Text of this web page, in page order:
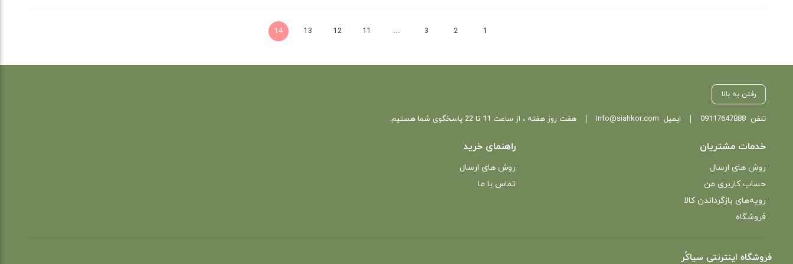
1
2
3
…
11
12
13
14
رفتن به بالا
تلفن09117647888 ایمیل Info@siahkor.com هفت روز هفته ، از ساعت 11 تا 22 پاسخگوی شما هستیم.
خدمات مشتریان
روش های ارسال
حساب کاربری من
رویه‌های بازگرداندن کالا
فروشگاه
راهنمای خرید
روش های ارسال
تماس با ما
فروشگاه اینترنتی سیاکُر